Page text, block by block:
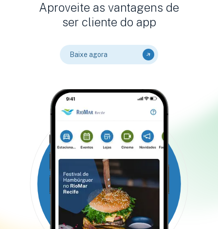
Aproveite as vantagens de
ser cliente do app
Baixe agora